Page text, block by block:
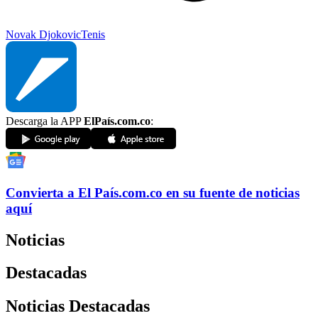
Novak DjokovicTenis
Descarga la APPElPaís.com.co:
Convierta a El País.com.co en su fuente de noticias
aquí
Noticias
Destacadas
Noticias Destacadas